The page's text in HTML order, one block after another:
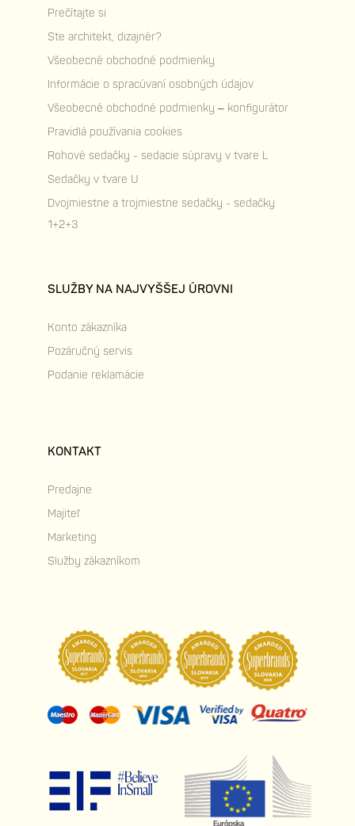
Prečítajte si
Ste architekt, dizajnér?
Všeobecné obchodné podmienky
Informácie o spracúvaní osobných údajov
Všeobecné obchodné podmienky – konfigurátor
Pravidlá používania cookies
Rohové sedačky - sedacie súpravy v tvare L
Sedačky v tvare U
Dvojmiestne a trojmiestne sedačky - sedačky
1+2+3
SLUŽBY NA NAJVYŠŠEJ ÚROVNI
Konto zákazníka
Pozáručný servis
Podanie reklamácie
KONTAKT
Predajne
Majiteľ
Marketing
Služby zákazníkom